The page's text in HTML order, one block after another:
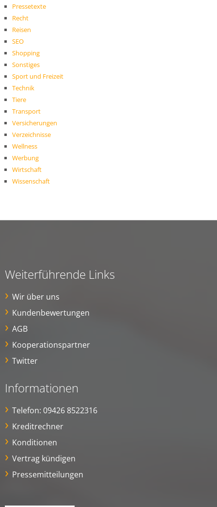
Pressetexte
Recht
Reisen
SEO
Shopping
Sonstiges
Sport und Freizeit
Technik
Tiere
Transport
Versicherungen
Verzeichnisse
Wellness
Werbung
Wirtschaft
Wissenschaft
Weiterführende Links
Wir über uns
Kundenbewertungen
AGB
Kooperationspartner
Twitter
Informationen
Telefon: 09426 8522316
Kreditrechner
Konditionen
Vertrag kündigen
Pressemitteilungen